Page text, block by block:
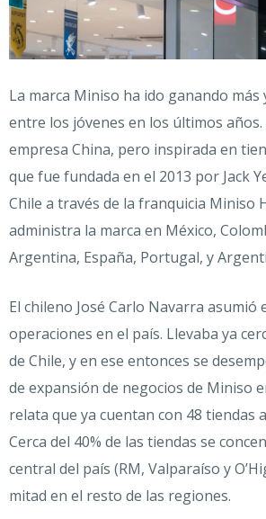
La marca Miniso ha ido ganando
entre los jóvenes en los últimos
empresa China, pero inspirada en
que fue fundada en el 2013 por Jack
Chile a través de la franquicia Miniso
administra la marca en México,
Argentina, España, Portugal, y
El chileno José Carlo Navarra asumió
operaciones en el país. Llevaba ya
de Chile, y en ese entonces se
de expansión de negocios de Miniso
relata que ya cuentan con 48 tiendas
Cerca del 40% de las tiendas se
central del país (RM, Valparaíso y
mitad en el resto de las regiones.